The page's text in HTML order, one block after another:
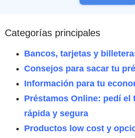
Categorías principales
Bancos, tarjetas y
Consejos para sacar tu
Información para tu
Préstamos Online: pedí el
rápida y segura
Productos low cost y